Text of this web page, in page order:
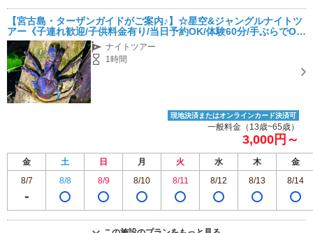
【宮古島・ターザンガイドがご案内♪】☆星空&ジャングルナイトツ
アー《子連れ歓迎/子供料金有り/当日予約OK/体験60分/手ぶらでOK/
ヤシガニ探し☆》2歳以下無料♪
ナイトツアー
1時間
現地決済またはオンラインカード決済可
一般料金（13歳~65歳）
3,000円～
金 土 日 月 火 水 木
金
8/7
8/8 8/9 8/10 8/11 8/12 8/13 8/14